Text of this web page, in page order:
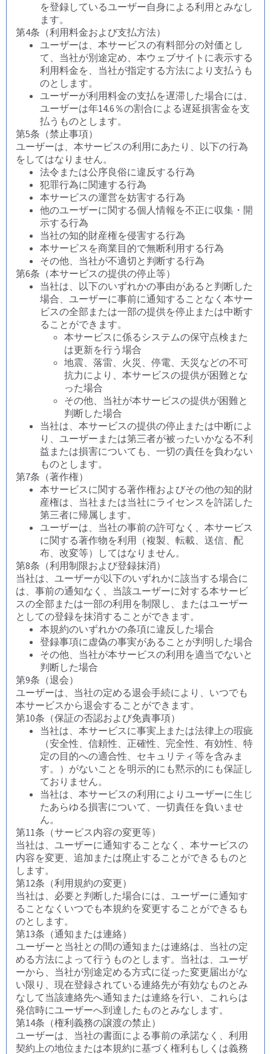
を登録しているユーザー自身による利用とみなし
ます。
第4条（利用料金および支払方法）
ユーザーは、本サービスの有料部分の対価とし
て、当社が別途定め、本ウェブサイトに表示する
利用料金を、当社が指定する方法により支払うも
のとします。
ユーザーが利用料金の支払を遅滞した場合には、
ユーザーは年14.6％の割合による遅延損害金を支
払うものとします。
第5条（禁止事項）
ユーザーは、本サービスの利用にあたり、以下の行為
をしてはなりません。
法令または公序良俗に違反する行為
犯罪行為に関連する行為
本サービスの運営を妨害する行為
他のユーザーに関する個人情報を不正に収集・開
示する行為
当社の知的財産権を侵害する行為
本サービスを商業目的で無断利用する行為
その他、当社が不適切と判断する行為
第6条（本サービスの提供の停止等）
当社は、以下のいずれかの事由があると判断した
場合、ユーザーに事前に通知することなく本サー
ビスの全部または一部の提供を停止または中断す
ることができます。
本サービスに係るシステムの保守点検また
は更新を行う場合
地震、落雷、火災、停電、天災などの不可
抗力により、本サービスの提供が困難とな
った場合
その他、当社が本サービスの提供が困難と
判断した場合
当社は、本サービスの提供の停止または中断によ
り、ユーザーまたは第三者が被ったいかなる不利
益または損害についても、一切の責任を負わない
ものとします。
第7条（著作権）
本サービスに関する著作権およびその他の知的財
産権は、当社または当社にライセンスを許諾した
第三者に帰属します。
ユーザーは、当社の事前の許可なく、本サービス
に関する著作物を利用（複製、転載、送信、配
布、改変等）してはなりません。
第8条（利用制限および登録抹消）
当社は、ユーザーが以下のいずれかに該当する場合に
は、事前の通知なく、当該ユーザーに対する本サービ
スの全部または一部の利用を制限し、またはユーザー
としての登録を抹消することができます。
本規約のいずれかの条項に違反した場合
登録事項に虚偽の事実があることが判明した場合
その他、当社が本サービスの利用を適当でないと
判断した場合
第9条（退会）
ユーザーは、当社の定める退会手続により、いつでも
本サービスから退会することができます。
第10条（保証の否認および免責事項）
当社は、本サービスに事実上または法律上の瑕疵
（安全性、信頼性、正確性、完全性、有効性、特
定の目的への適合性、セキュリティ等を含みま
す。）がないことを明示的にも黙示的にも保証し
ておりません。
当社は、本サービスの利用によりユーザーに生じ
たあらゆる損害について、一切責任を負いませ
ん。
第11条（サービス内容の変更等）
当社は、ユーザーに通知することなく、本サービスの
内容を変更、追加または廃止することができるものと
します。
第12条（利用規約の変更）
当社は、必要と判断した場合には、ユーザーに通知す
ることなくいつでも本規約を変更することができるも
のとします。
第13条（通知または連絡）
ユーザーと当社との間の通知または連絡は、当社の定
める方法によって行うものとします。当社は、ユーザ
ーから、当社が別途定める方式に従った変更届出がな
い限り、現在登録されている連絡先が有効なものとみ
なして当該連絡先へ通知または連絡を行い、これらは
発信時にユーザーへ到達したものとみなします。
第14条（権利義務の譲渡の禁止）
ユーザーは、当社の書面による事前の承諾なく、利用
契約上の地位または本規約に基づく権利もしくは義務